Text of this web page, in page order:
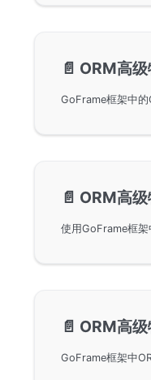
📄️ ORM高
📄️ ORM高
📄️ ORM高